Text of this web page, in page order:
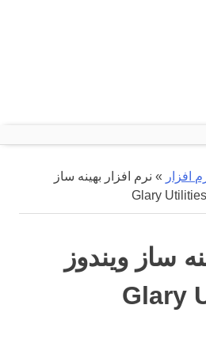
افزار » نرم افزار بهینه ساز
ساز ویندوز
Glary